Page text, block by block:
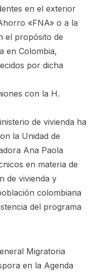
en el exterior
«FNA» o a la
el propósito de
en Colombia,
por dicha
con la H.
de vivienda ha
la Unidad de
Ana Paola
en materia de
de vivienda y
colombiana
del programa
Migratoria
en la Agenda